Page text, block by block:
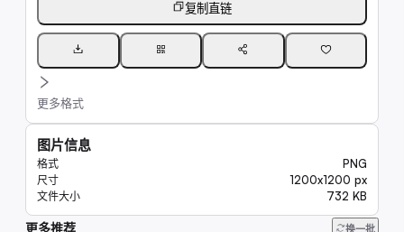
复制直链
更多格式
图片信息
格式 PNG
尺寸 1200x1200 px
文件大小 732 KB
更多推荐 换一批
17K